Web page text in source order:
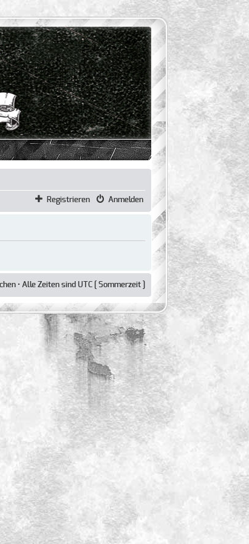
Registrieren Anmelden
• Alle Zeiten sind UTC [ Sommerzeit ]